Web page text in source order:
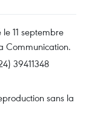
11 septembre
Communication.
39411348
sans la